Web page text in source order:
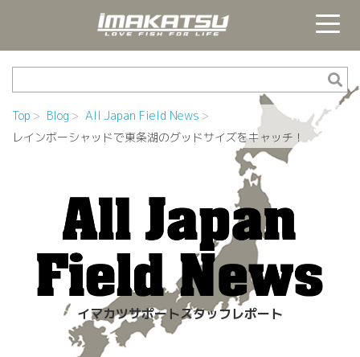
Top Blog
All Japan Field News
レインボーシャッドで東条湖のグッドサイズをキャッチ！
イマカツサポートスタッフレポート